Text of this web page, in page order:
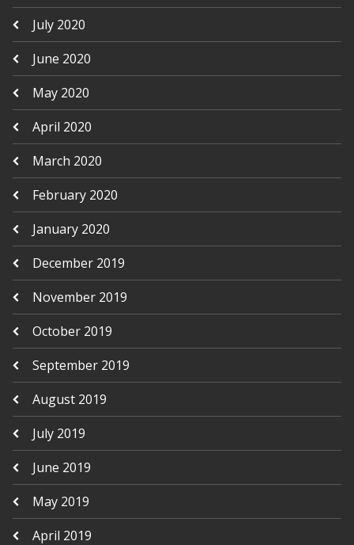
July 2020
June 2020
May 2020
April 2020
March 2020
February 2020
January 2020
December 2019
November 2019
October 2019
September 2019
August 2019
July 2019
June 2019
May 2019
April 2019